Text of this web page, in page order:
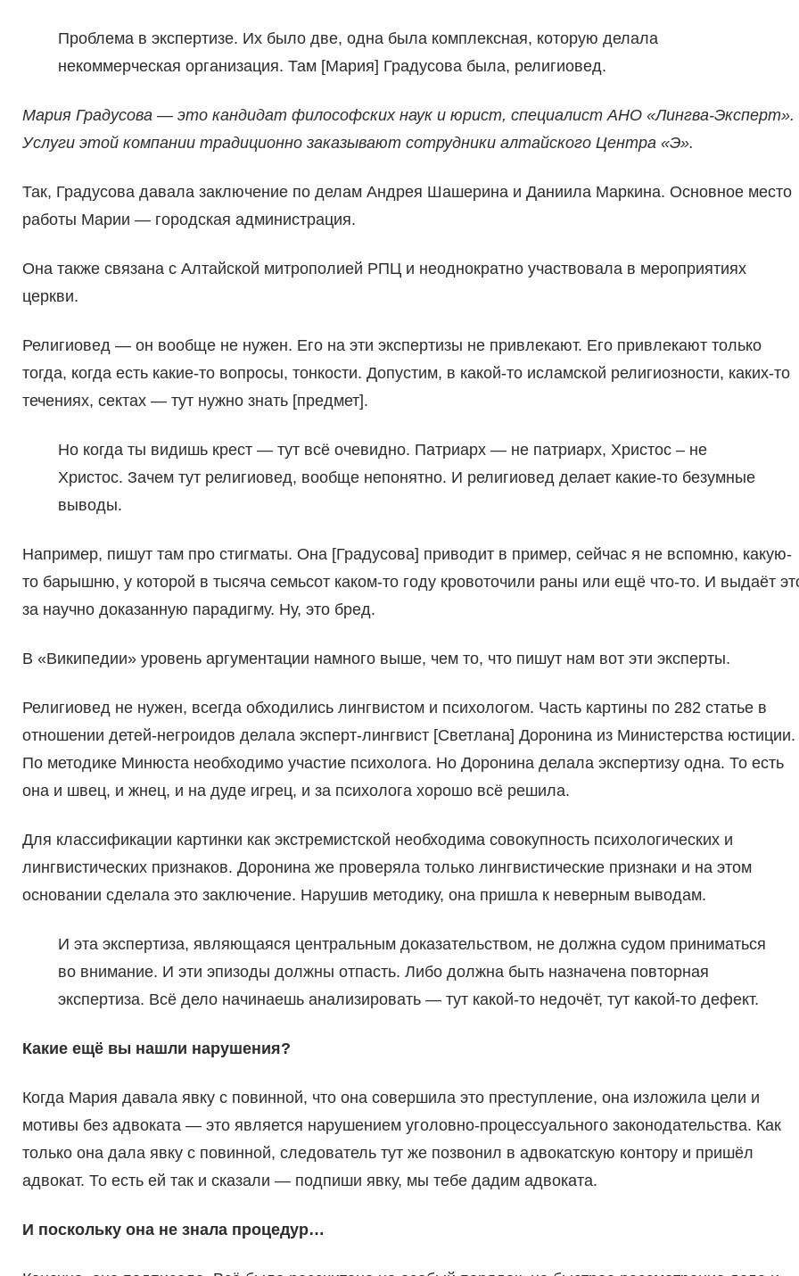
Проблема в экспертизе. Их было две, одна была комплексная, которую делала
некоммерческая организация. Там [Мария] Градусова была, религиовед.
Мария Градусова — это кандидат философских наук и юрист, специалист АНО «Лингва-Эксперт».
Услуги этой компании традиционно заказывают сотрудники алтайского Центра «Э».
Так, Градусова давала заключение по делам Андрея Шашерина и Даниила Маркина. Основное место
работы Марии — городская администрация.
Она также связана с Алтайской митрополией РПЦ и неоднократно участвовала в мероприятиях
церкви.
Религиовед — он вообще не нужен. Его на эти экспертизы не привлекают. Его привлекают только
тогда, когда есть какие-то вопросы, тонкости. Допустим, в какой-то исламской религиозности, каких-то
течениях, сектах — тут нужно знать [предмет].
Но когда ты видишь крест — тут всё очевидно. Патриарх — не патриарх, Христос – не
Христос. Зачем тут религиовед, вообще непонятно. И религиовед делает какие-то безумные
выводы.
Например, пишут там про стигматы. Она [Градусова] приводит в пример, сейчас я не вспомню, какую-
то барышню, у которой в тысяча семьсот каком-то году кровоточили раны или ещё что-то. И выдаёт
за научно доказанную парадигму. Ну, это бред.
В «Википедии» уровень аргументации намного выше, чем то, что пишут нам вот эти эксперты.
Религиовед не нужен, всегда обходились лингвистом и психологом. Часть картины по 282 статье в
отношении детей-негроидов делала эксперт-лингвист [Cветлана] Доронина из Министерства юстиции.
По методике Минюста необходимо участие психолога. Но Доронина делала экспертизу одна. То есть
она и швец, и жнец, и на дуде игрец, и за психолога хорошо всё решила.
Для классификации картинки как экстремистской необходима совокупность психологических и
лингвистических признаков. Доронина же проверяла только лингвистические признаки и на этом
основании сделала это заключение. Нарушив методику, она пришла к неверным выводам.
И эта экспертиза, являющаяся центральным доказательством, не должна судом приниматься
во внимание. И эти эпизоды должны отпасть. Либо должна быть назначена повторная
экспертиза. Всё дело начинаешь анализировать — тут какой-то недочёт, тут какой-то дефект.
Какие ещё вы нашли нарушения?
Когда Мария давала явку с повинной, что она совершила это преступление, она изложила цели и
мотивы без адвоката — это является нарушением уголовно-процессуального законодательства. Как
только она дала явку с повинной, следователь тут же позвонил в адвокатскую контору и пришёл
адвокат. То есть ей так и сказали — подпиши явку, мы тебе дадим адвоката.
И поскольку она не знала процедур…